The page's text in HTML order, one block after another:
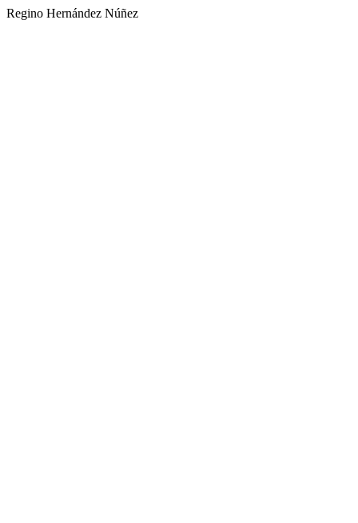
Regino Hernández Núñez